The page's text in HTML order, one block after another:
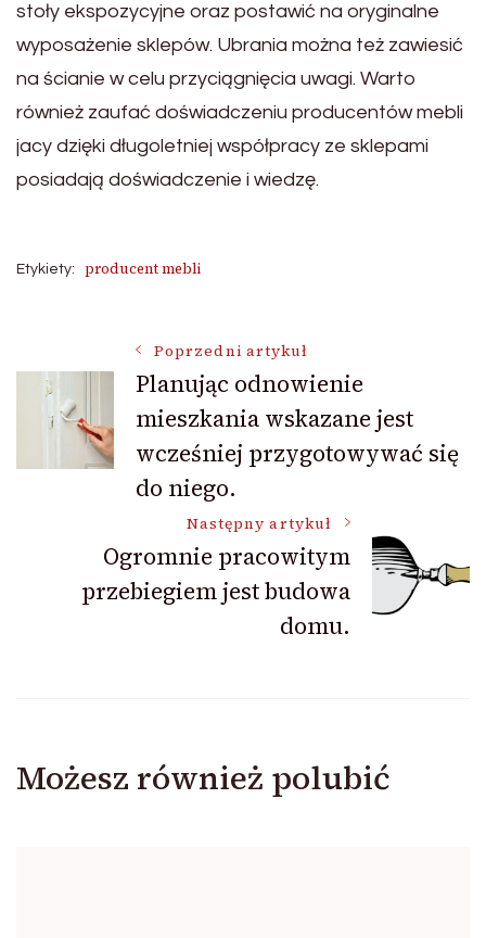
stoły ekspozycyjne oraz postawić na oryginalne
wyposażenie sklepów. Ubrania można też zawiesić
na ścianie w celu przyciągnięcia uwagi. Warto
również zaufać doświadczeniu producentów mebli
jacy dzięki długoletniej współpracy ze sklepami
posiadają doświadczenie i wiedzę.
Etykiety: producent mebli
Nawigacja
wpisu
Poprzedni artykuł
Planując odnowienie
mieszkania wskazane jest
wcześniej przygotowywać się
do niego.
Następny artykuł
Ogromnie pracowitym
przebiegiem jest budowa
domu.
Możesz również polubić